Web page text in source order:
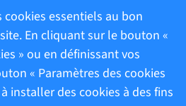
essentiels au bon
En cliquant sur le bouton «
» ou en définissant vos
« Paramètres des cookies
installer des cookies à des fins